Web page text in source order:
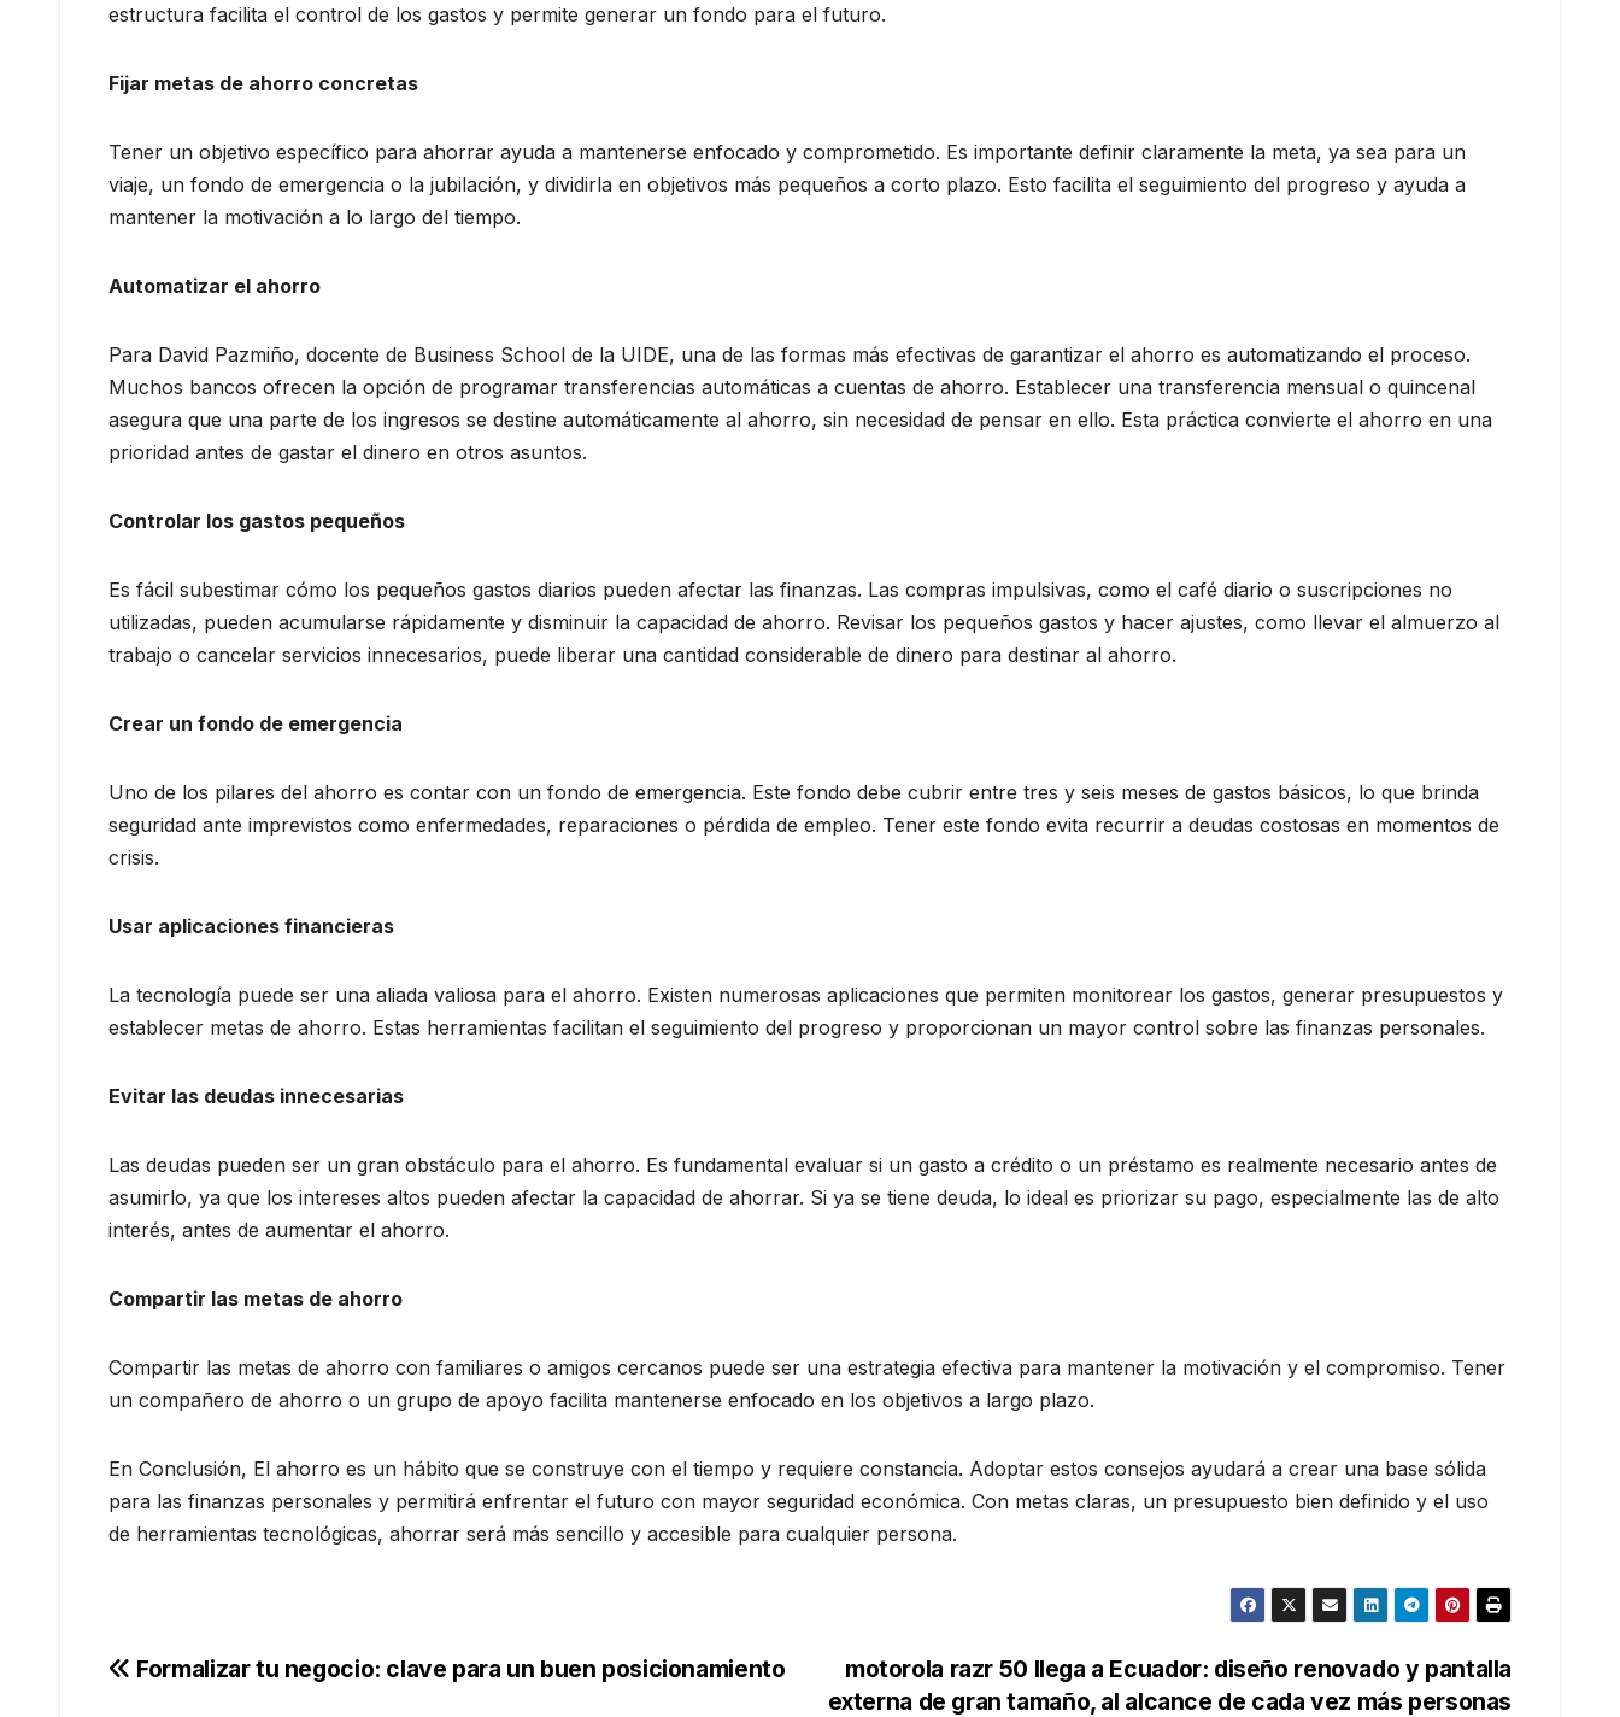
estructura facilita el control de los gastos y permite generar un fondo para el futuro.
Fijar metas de ahorro concretas
Tener un objetivo específico para ahorrar ayuda a mantenerse enfocado y comprometido. Es importante definir claramente la meta, ya sea para un
viaje, un fondo de emergencia o la jubilación, y dividirla en objetivos más pequeños a corto plazo. Esto facilita el seguimiento del progreso y ayuda a
mantener la motivación a lo largo del tiempo.
Automatizar el ahorro
Para David Pazmiño, docente de Business School de la UIDE, una de las formas más efectivas de garantizar el ahorro es automatizando el proceso.
Muchos bancos ofrecen la opción de programar transferencias automáticas a cuentas de ahorro. Establecer una transferencia mensual o quincenal
asegura que una parte de los ingresos se destine automáticamente al ahorro, sin necesidad de pensar en ello. Esta práctica convierte el ahorro en una
prioridad antes de gastar el dinero en otros asuntos.
Controlar los gastos pequeños
Es fácil subestimar cómo los pequeños gastos diarios pueden afectar las finanzas. Las compras impulsivas, como el café diario o suscripciones no
utilizadas, pueden acumularse rápidamente y disminuir la capacidad de ahorro. Revisar los pequeños gastos y hacer ajustes, como llevar el almuerzo al
trabajo o cancelar servicios innecesarios, puede liberar una cantidad considerable de dinero para destinar al ahorro.
Crear un fondo de emergencia
Uno de los pilares del ahorro es contar con un fondo de emergencia. Este fondo debe cubrir entre tres y seis meses de gastos básicos, lo que brinda
seguridad ante imprevistos como enfermedades, reparaciones o pérdida de empleo. Tener este fondo evita recurrir a deudas costosas en momentos de
crisis.
Usar aplicaciones financieras
La tecnología puede ser una aliada valiosa para el ahorro. Existen numerosas aplicaciones que permiten monitorear los gastos, generar presupuestos y
establecer metas de ahorro. Estas herramientas facilitan el seguimiento del progreso y proporcionan un mayor control sobre las finanzas personales.
Evitar las deudas innecesarias
Las deudas pueden ser un gran obstáculo para el ahorro. Es fundamental evaluar si un gasto a crédito o un préstamo es realmente necesario antes de
asumirlo, ya que los intereses altos pueden afectar la capacidad de ahorrar. Si ya se tiene deuda, lo ideal es priorizar su pago, especialmente las de alto
interés, antes de aumentar el ahorro.
Compartir las metas de ahorro
Compartir las metas de ahorro con familiares o amigos cercanos puede ser una estrategia efectiva para mantener la motivación y el compromiso. Tener
un compañero de ahorro o un grupo de apoyo facilita mantenerse enfocado en los objetivos a largo plazo.
En Conclusión, El ahorro es un hábito que se construye con el tiempo y requiere constancia. Adoptar estos consejos ayudará a crear una base sólida
para las finanzas personales y permitirá enfrentar el futuro con mayor seguridad económica. Con metas claras, un presupuesto bien definido y el uso
de herramientas tecnológicas, ahorrar será más sencillo y accesible para cualquier persona.
Navegación
motorola razr 50 llega a Ecuador: diseño renovado y pantalla
externa de gran tamaño, al alcance de cada vez más personas
Formalizar tu negocio: clave para un buen posicionamiento